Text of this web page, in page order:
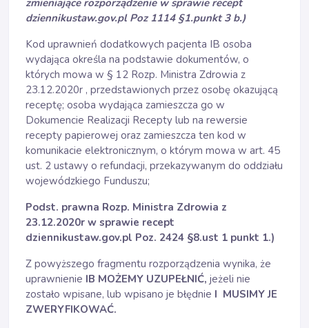
zmieniające rozporządzenie w sprawie recept
dziennikustaw.gov.pl Poz 1114 §1.punkt 3 b.)
Kod uprawnień dodatkowych pacjenta IB osoba
wydająca określa na podstawie dokumentów, o
których mowa w § 12 Rozp. Ministra Zdrowia z
23.12.2020r , przedstawionych przez osobę okazującą
receptę; osoba wydająca zamieszcza go w
Dokumencie Realizacji Recepty lub na rewersie
recepty papierowej oraz zamieszcza ten kod w
komunikacie elektronicznym, o którym mowa w art. 45
ust. 2 ustawy o refundacji, przekazywanym do oddziału
wojewódzkiego Funduszu;
Podst. prawna Rozp. Ministra Zdrowia z
23.12.2020r w sprawie recept
dziennikustaw.gov.pl Poz. 2424 §8.ust 1 punkt 1.)
Z powyższego fragmentu rozporządzenia wynika, że
uprawnienie IB MOŻEMY UZUPEŁNIĆ, jeżeli nie
zostało wpisane, lub wpisano je błędnie I MUSIMY JE
ZWERYFIKOWAĆ.